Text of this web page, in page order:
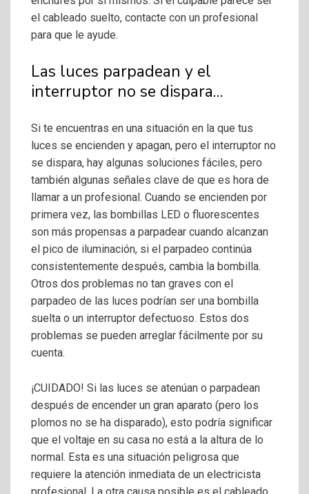
el cableado suelto, contacte con un profesional
para que le ayude.
Las luces parpadean y el
interruptor no se dispara…
Si te encuentras en una situación en la que tus
luces se encienden y apagan, pero el interruptor no
se dispara, hay algunas soluciones fáciles, pero
también algunas señales clave de que es hora de
llamar a un profesional. Cuando se encienden por
primera vez, las bombillas LED o fluorescentes
son más propensas a parpadear cuando alcanzan
el pico de iluminación, si el parpadeo continúa
consistentemente después, cambia la bombilla.
Otros dos problemas no tan graves con el
parpadeo de las luces podrían ser una bombilla
suelta o un interruptor defectuoso. Estos dos
problemas se pueden arreglar fácilmente por su
cuenta.
¡CUIDADO! Si las luces se atenúan o parpadean
después de encender un gran aparato (pero los
plomos no se ha disparado), esto podría significar
que el voltaje en su casa no está a la altura de lo
normal. Esta es una situación peligrosa que
requiere la atención inmediata de un electricista